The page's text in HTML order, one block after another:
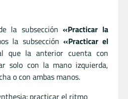
la subsección «Practicar la
la subsección «Practicar el
que la anterior cuenta con
solo con la mano izquierda,
o con ambas manos.